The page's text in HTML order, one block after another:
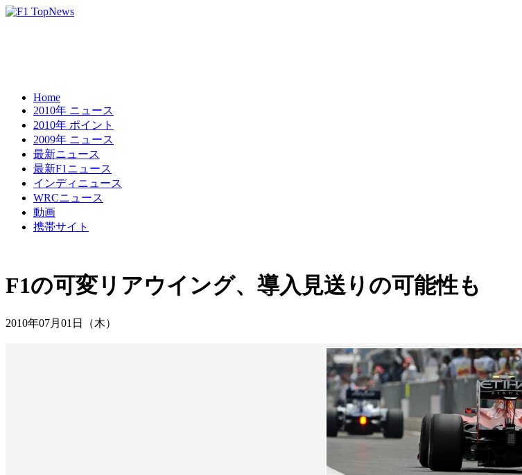
Home
2010年 ニュース
2010年 ポイント
2009年 ニュース
最新ニュース
最新F1ニュース
インディニュース
WRCニュース
動画
携帯サイト
F1の可変リアウイング、導入見送りの可能性も
2010年07月01日（木）